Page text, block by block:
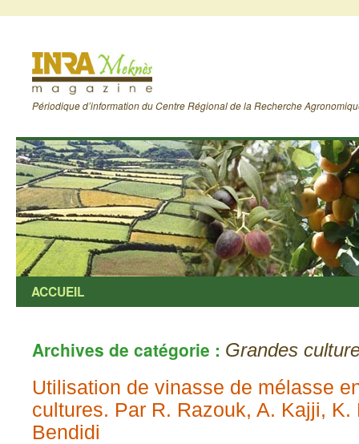
Périodique d’information du Centre Régional de la Recherche
ACCUEIL
Archives de catégorie : Grandes
Utilisation de vinasse de mélasse
cultures. Par R. Razouk, A. Kajji, K.
Bendidi